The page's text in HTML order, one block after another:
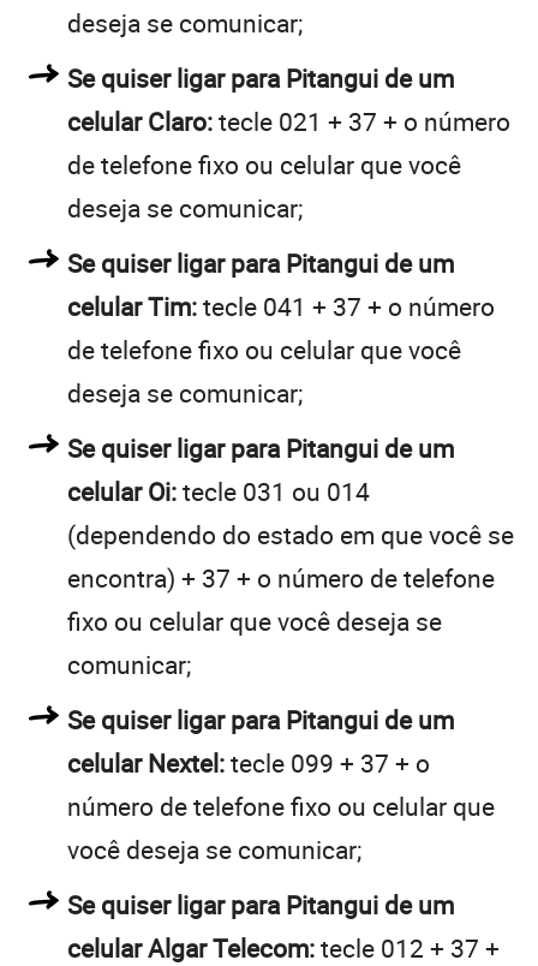
deseja se comunicar;
Se quiser ligar para Pitangui de um
celular Claro:tecle 021 + 37 + o número
de telefone fixo ou celular que você
deseja se comunicar;
Se quiser ligar para Pitangui de um
celular Tim:tecle 041 + 37 + o número
de telefone fixo ou celular que você
deseja se comunicar;
Se quiser ligar para Pitangui de um
celular Oi:tecle 031 ou 014
(dependendo do estado em que você se
encontra) + 37 + o número de telefone
fixo ou celular que você deseja se
comunicar;
Se quiser ligar para Pitangui de um
celular Nextel:tecle 099 + 37 + o
número de telefone fixo ou celular que
você deseja se comunicar;
Se quiser ligar para Pitangui de um
celular Algar Telecom:tecle 012 + 37 +